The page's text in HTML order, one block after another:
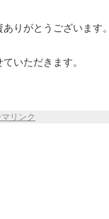
りがとうございます。
いただきます。
リンク